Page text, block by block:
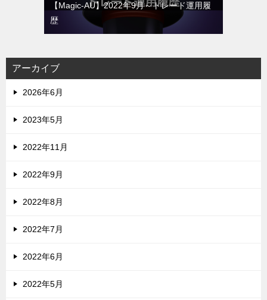
【Magic-AU】2022年9月～トレード運用履
歴
アーカイブ
2026年6月
2023年5月
2022年11月
2022年9月
2022年8月
2022年7月
2022年6月
2022年5月